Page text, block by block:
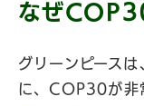
なぜ
グリーンピースは
に、COP30が非